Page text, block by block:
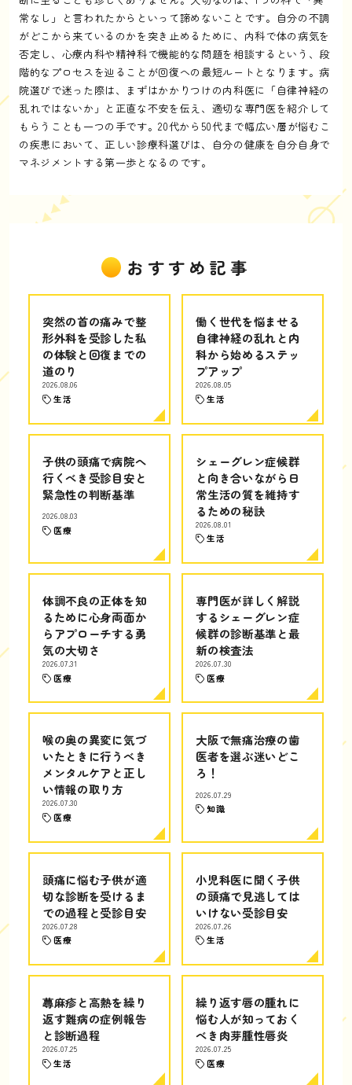
常なし」と言われたからといって諦めないことです。自分の不調
がどこから来ているのかを突き止めるために、内科で体の病気を
否定し、心療内科や精神科で機能的な問題を相談するという、段
階的なプロセスを辿ることが回復への最短ルートとなります。病
院選びで迷った際は、まずはかかりつけの内科医に「自律神経の
乱れではないか」と正直な不安を伝え、適切な専門医を紹介して
もらうことも一つの手です。20代から50代まで幅広い層が悩むこ
の疾患において、正しい診療科選びは、自分の健康を自分自身で
マネジメントする第一歩となるのです。
おすすめ記事
突然の首の痛みで整
形外科を受診した私
の体験と回復までの
道のり
2026.08.06
生活
働く世代を悩ませる
自律神経の乱れと内
科から始めるステッ
プアップ
2026.08.05
生活
子供の頭痛で病院へ
行くべき受診目安と
緊急性の判断基準
2026.08.03
医療
シェーグレン症候群
と向き合いながら日
常生活の質を維持す
るための秘訣
2026.08.01
生活
体調不良の正体を知
るために心身両面か
らアプローチする勇
気の大切さ
2026.07.31
医療
専門医が詳しく解説
するシェーグレン症
候群の診断基準と最
新の検査法
2026.07.30
医療
喉の奥の異変に気づ
いたときに行うべき
メンタルケアと正し
い情報の取り方
2026.07.30
医療
大阪で無痛治療の歯
医者を選ぶ迷いどこ
ろ！
2026.07.29
知識
頭痛に悩む子供が適
切な診断を受けるま
での過程と受診目安
2026.07.28
医療
小児科医に聞く子供
の頭痛で見逃しては
いけない受診目安
2026.07.26
生活
蕁麻疹と高熱を繰り
返す難病の症例報告
と診断過程
2026.07.25
生活
繰り返す唇の腫れに
悩む人が知っておく
べき肉芽腫性唇炎
2026.07.25
医療